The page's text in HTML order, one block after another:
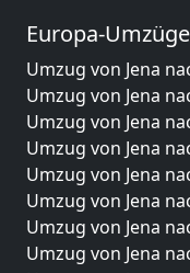
Europa-Umzüge
Umzug von Jena
Umzug von Jena
Umzug von Jena
Umzug von Jena
Umzug von Jena
Umzug von Jena
Umzug von Jena
Umzug von Jena